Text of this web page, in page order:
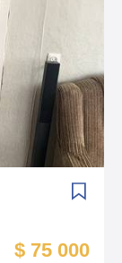
$ 75 000